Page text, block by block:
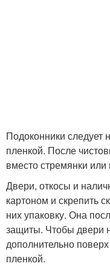
Подоконники следует
пленкой. После
вместо стремянки или
Двери, откосы и
картоном и скрепить
них упаковку. Она
защиты. Чтобы двери
дополнительно
пленкой.